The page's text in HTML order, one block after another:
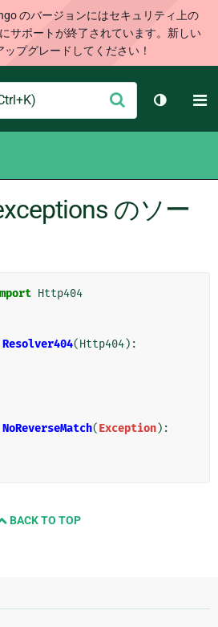
のバージョンにはセキュリティ上の
サポートが終了されています。新しい
プグレードしてください！
信
テーマ
のソー
Http404
Resolver404(Http404):
NoReverseMatch(Exception):
BACK TO TOP